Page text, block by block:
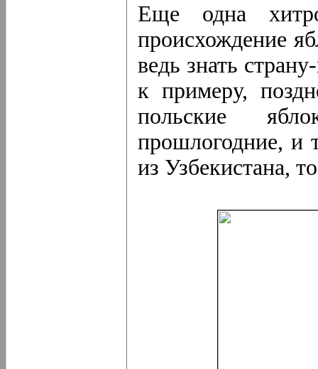
Еще одна
происхождение
ведь знать
к примеру,
польские
прошлогодние, и
из Узбекистана,